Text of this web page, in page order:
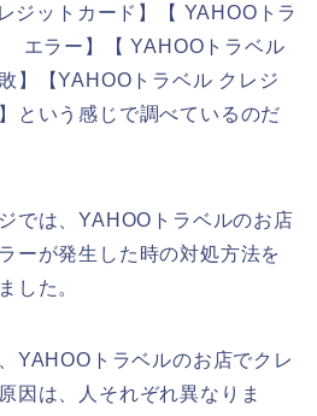
ジットカード】【 YAHOOトラ
エラー】【 YAHOOトラベル
】【YAHOOトラベル クレジ
という感じで調べているのだ
では、YAHOOトラベルのお店
ーが発生した時の対処方法を
した。
YAHOOトラベルのお店でクレ
因は、人それぞれ異なりま